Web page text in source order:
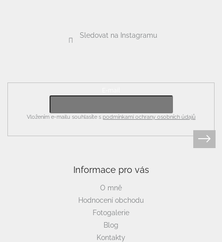
Sledovat na Instagramu
Vložením e-mailu souhlasíte s podmínkami ochrany osobních údajů
Informace pro vás
O mně
Hodnocení obchodu
Fotogalerie
Blog
Kontakty